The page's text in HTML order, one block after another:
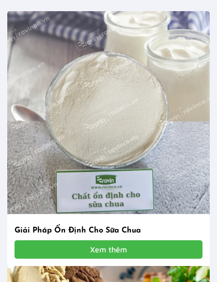
Giải Pháp Ổn Định Cho Sữa Chua